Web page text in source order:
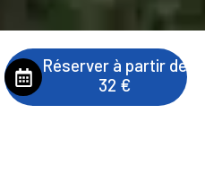
Réserver à partir de
32 €